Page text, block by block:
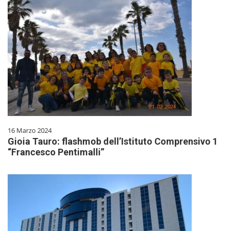
16 Marzo 2024
Gioia Tauro: flashmob dell’Istituto Comprensivo 1
“Francesco Pentimalli”